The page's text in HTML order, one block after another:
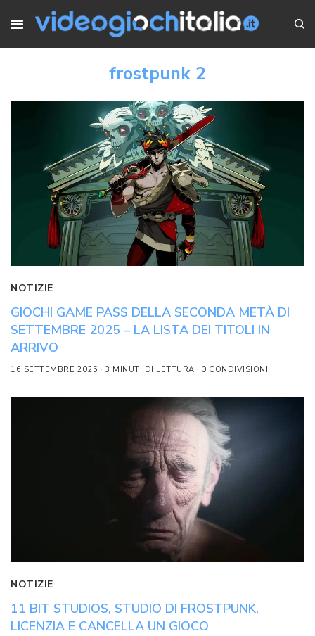
frostpunk 2
NOTIZIE
GIOCHI GAME PASS DELLA SECONDA METÀ DI
SETTEMBRE 2025 – LA LISTA DEI TITOLI IN
ARRIVO
16 SETTEMBRE 2025 3 MINUTI DI LETTURA 0 CONDIVISIONI
NOTIZIE
11 BIT STUDIOS, STUDIO DI FROSTPUNK,
LICENZIA E CANCELLA UN GIOCO